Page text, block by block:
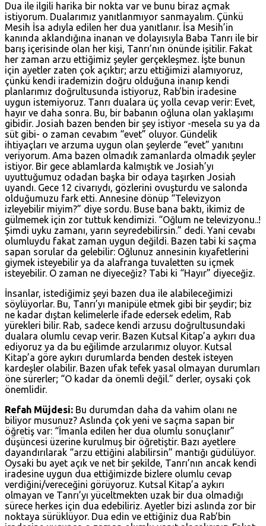
Dua ile ilgili harika bir nokta var ve bunu biraz açmak
istiyorum. Dualarımız yanıtlanmıyor sanmayalım. Çünkü
Mesih İsa adıyla edilen her dua yanıtlanır. İsa Mesih’in
kanında aklandığına inanan ve dolayısıyla Baba Tanrı ile bir
barış içerisinde olan her kişi, Tanrı’nın önünde işitilir. Fakat
her zaman arzu ettiğimiz şeyler gerçekleşmez. İşte bunun
için ayetler zaten çok açıktır; arzu ettiğimizi alamıyoruz,
çünkü kendi irademizin doğru olduğuna inanıp kendi
planlarımız doğrultusunda istiyoruz, Rab’bin iradesine
uygun istemiyoruz. Tanrı dualara üç yolla cevap verir: Evet,
hayır ve daha sonra. Bu, bir babanın oğluna olan yaklaşımı
gibidir. Josiah bazen benden bir şey istiyor -mesela su ya da
süt gibi- o zaman cevabım “evet” oluyor. Gündelik
ihtiyaçları ve arzuma uygun olan şeylerde “evet” yanıtını
veriyorum. Ama bazen olmadık zamanlarda olmadık şeyler
istiyor. Bir gece ablamlarda kalmıştık ve Josiah’yı
uyuttuğumuz odadan başka bir odaya taşırken Josiah
uyandı. Gece 12 civarıydı, gözlerini ovuşturdu ve salonda
olduğumuzu fark etti. Annesine dönüp “Televizyon
izleyebilir miyim?” diye sordu. Buse bana baktı, ikimiz de
gülmemek için zor tuttuk kendimizi. “Oğlum ne televizyonu..!
Şimdi uyku zamanı, yarın seyredebilirsin.” dedi. Yani cevabı
olumluydu fakat zaman uygun değildi. Bazen tabi ki saçma
sapan sorular da gelebilir: Oğlunuz annesinin kıyafetlerini
giymek isteyebilir ya da alafranga tuvaletten su içmek
isteyebilir. O zaman ne diyeceğiz? Tabi ki “Hayır” diyeceğiz.
İnsanlar, istediğimiz şeyi bazen dua ile alabileceğimizi
söylüyorlar. Bu, Tanrı’yı manipüle etmek gibi bir şeydir; biz
ne kadar dıştan kelimelerle ifade edersek edelim, Rab
yürekleri bilir. Rab, sadece kendi arzusu doğrultusundaki
dualara olumlu cevap verir. Bazen Kutsal Kitap’a aykırı dua
ediyoruz ya da bu eğilimde arzularımız oluyor. Kutsal
Kitap’a göre aykırı durumlarda benden destek isteyen
kardeşler olabilir. Bazen ufak tefek yasal olmayan durumları
öne sürerler; “O kadar da önemli değil.” derler, oysaki çok
önemlidir.
Refah Müjdesi: Bu durumdan daha da vahim olanı ne
biliyor musunuz? Aslında çok yeni ve saçma sapan bir
öğretiş var: “İmanla edilen her dua olumlu sonuçlanır”
düşüncesi üzerine kurulmuş bir öğretiştir. Bazı ayetlere
dayandırılarak “arzu ettiğini alabilirsin” mantığı güdülüyor.
Oysaki bu ayet açık ve net bir şekilde, Tanrı’nın ancak kendi
iradesine uygun dua ettiğimizde bizlere olumlu cevap
verdiğini/vereceğini görüyoruz. Kutsal Kitap’a aykırı
olmayan ve Tanrı’yı yüceltmekten uzak bir dua olmadığı
sürece herkes için dua edebiliriz. Ayetler bizi aslında zor bir
noktaya sürüklüyor. Dua edin ve ettiğiniz dua Rab’bin